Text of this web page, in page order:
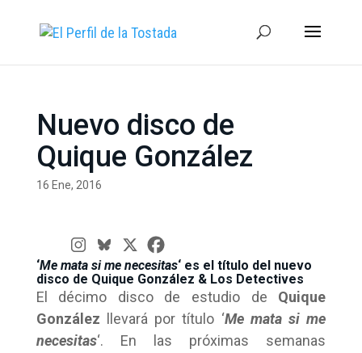
Nuevo disco de
Quique González
16 Ene, 2016
‘Me mata si me necesitas‘ es el título del nuevo
disco de Quique González & Los Detectives
El décimo disco de estudio de Quique
González llevará por título ‘Me mata si me
necesitas‘. En las próximas semanas